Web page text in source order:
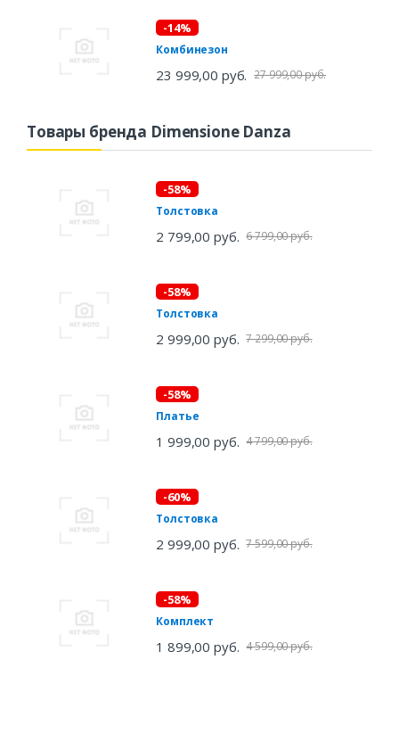
-14%
Комбинезон
23 999,00 руб. 27 999,00 руб.
Товары бренда Dimensione Danza
-58%
Толстовка
2 799,00 руб. 6 799,00 руб.
-58%
Толстовка
2 999,00 руб. 7 299,00 руб.
-58%
Платье
1 999,00 руб. 4 799,00 руб.
-60%
Толстовка
2 999,00 руб. 7 599,00 руб.
-58%
Комплект
1 899,00 руб. 4 599,00 руб.